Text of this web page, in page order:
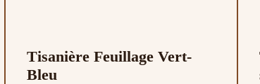
Tisanière Feuillage Vert-
Bleu